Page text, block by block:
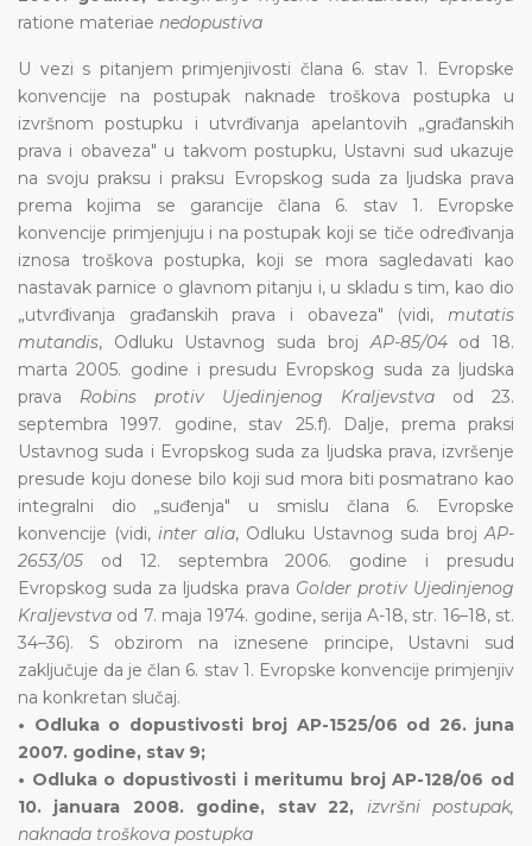
ratione materiae nedopustiva
U vezi s pitanjem primjenjivosti člana 6. stav 1. Evropske
konvencije na postupak naknade troškova postupka u
izvršnom postupku i utvrđivanja apelantovih „građanskih
prava i obaveza" u takvom postupku, Ustavni sud ukazuje
na svoju praksu i praksu Evropskog suda za ljudska prava
prema kojima se garancije člana 6. stav 1. Evropske
konvencije primjenjuju i na postupak koji se tiče određivanja
iznosa troškova postupka, koji se mora sagledavati kao
nastavak parnice o glavnom pitanju i, u skladu s tim, kao dio
„utvrđivanja građanskih prava i obaveza" (vidi, mutatis
mutandis, Odluku Ustavnog suda brojAP-85/04od 18.
marta 2005. godine i presudu Evropskog suda za ljudska
prava Robins protiv Ujedinjenog Kraljevstva od 23.
septembra 1997. godine, stav 25.f). Dalje, prema praksi
Ustavnog suda i Evropskog suda za ljudska prava, izvršenje
presude koju donese bilo koji sud mora biti posmatrano kao
integralni dio „suđenja" u smislu člana 6. Evropske
konvencije (vidi, inter alia, Odluku Ustavnog suda brojAP-
2653/05 od 12. septembra 2006. godine i presudu
Evropskog suda za ljudska prava Golder protiv Ujedinjenog
Kraljevstva od 7. maja 1974. godine, serija A-18, str. 16–18, st.
34–36). S obzirom na iznesene principe, Ustavni sud
zaključuje da je član 6. stav 1. Evropske konvencije primjenjiv
na konkretan slučaj.
• Odluka o dopustivosti broj AP-1525/06 od 26. juna
2007. godine, stav 9;
• Odluka o dopustivosti i meritumu broj AP-128/06 od
10. januara 2008. godine, stav 22, izvršni postupak,
naknada troškova postupka